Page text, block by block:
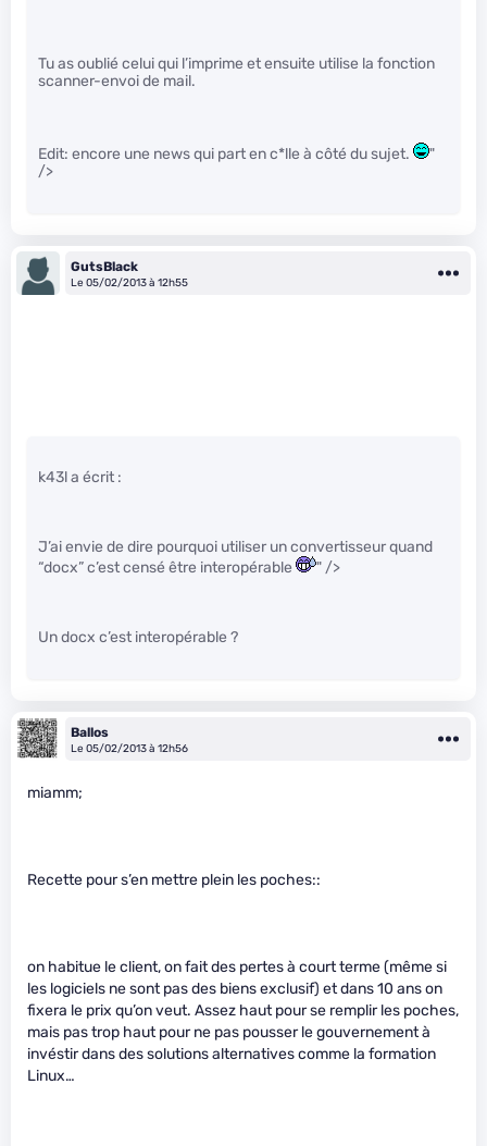
Tu as oublié celui qui l’imprime et ensuite utilise la fonction
scanner-envoi de mail.
Edit: encore une news qui part en c*lle à côté du sujet.
"
/>
GutsBlack
Le 05/02/2013 à 12h55
k43l a écrit :
J’ai envie de dire pourquoi utiliser un convertisseur quand
“docx” c’est censé être interopérable
" />
Un docx c’est interopérable ?
Ballos
Le 05/02/2013 à 12h56
miamm;
Recette pour s’en mettre plein les poches::
on habitue le client, on fait des pertes à court terme (même si
les logiciels ne sont pas des biens exclusif) et dans 10 ans on
fixera le prix qu’on veut. Assez haut pour se remplir les poches,
mais pas trop haut pour ne pas pousser le gouvernement à
invéstir dans des solutions alternatives comme la formation
Linux…